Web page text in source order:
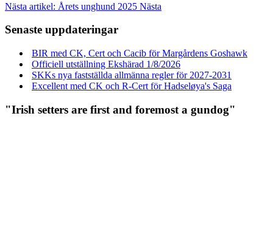
Nästa artikel: Årets unghund 2025 Nästa
Senaste uppdateringar
BIR med CK, Cert och Cacib för Margårdens Goshawk
Officiell utställning Ekshärad 1/8/2026
SKKs nya fastställda allmänna regler för 2027-2031
Excellent med CK och R-Cert för Hadseløya's Saga
"Irish setters are first and foremost a gundog"